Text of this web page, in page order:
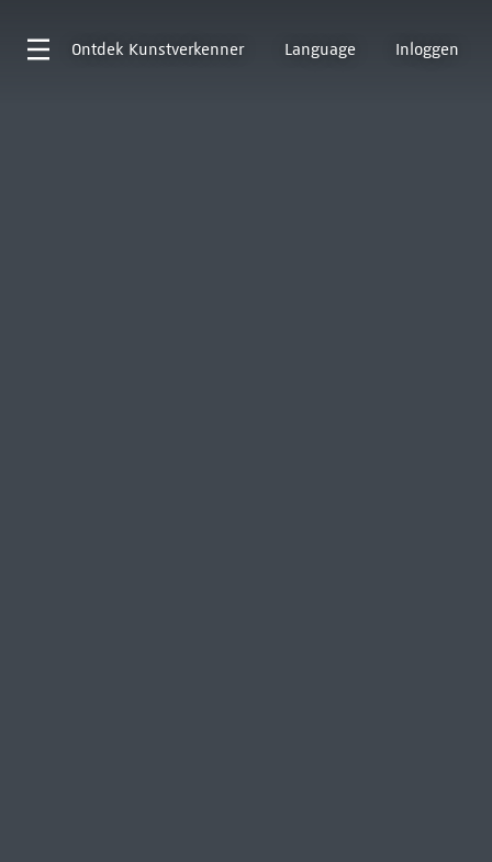
Ontdek Kunstverkenner Language Inloggen